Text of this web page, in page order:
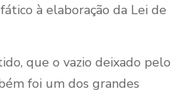
à elaboração da Lei de
que o vazio deixado pelo
foi um dos grandes